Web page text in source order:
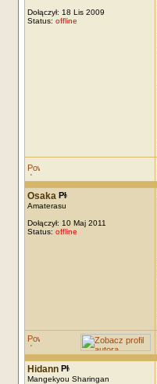
Dołączył: 18 Lis 2009
Status: offline
Osaka
Amaterasu
Dołączył: 10 Maj 2011
Status: offline
Hidann
Mangekyou Sharingan